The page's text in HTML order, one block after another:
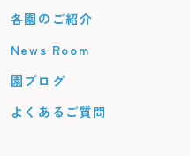
各園のご紹介
News Room
園ブログ
よくあるご質問